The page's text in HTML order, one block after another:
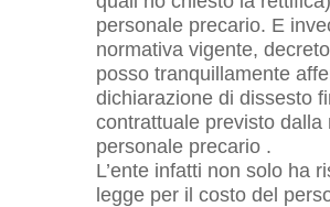
personale precario. E
normativa vigente,
posso tranquillamente
dichiarazione di dissesto
contrattuale previsto dalla
personale precario .
L’ente infatti non solo ha
legge per il costo del